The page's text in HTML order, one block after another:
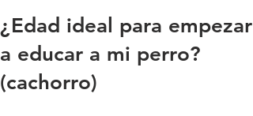
¿Edad ideal para empezar
a educar a mi perro?
(cachorro)